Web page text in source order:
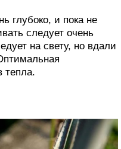
глубоко, и пока не
следует очень
на свету, но вдали
тепла.